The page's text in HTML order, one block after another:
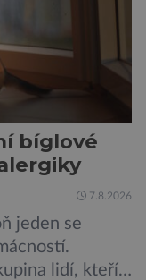
bíglové
7.8.2026
jeden se
lidí, kteří